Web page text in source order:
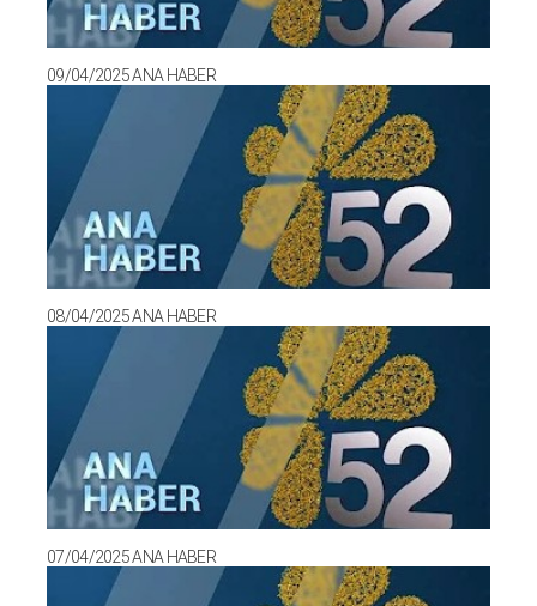
09/04/2025 ANA HABER
08/04/2025 ANA HABER
07/04/2025 ANA HABER